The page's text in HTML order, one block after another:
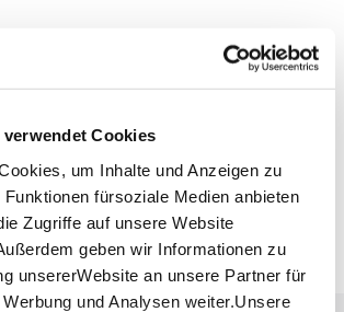
verwendet Cookies
um Inhalte und Anzeigen zu
fürsoziale Medien anbieten
Zugriffe auf unsere Website
geben wir Informationen zu
unsererWebsite an unsere Partner für
und Analysen weiter.Unsere
Bahn AG
der DB
Maps Route